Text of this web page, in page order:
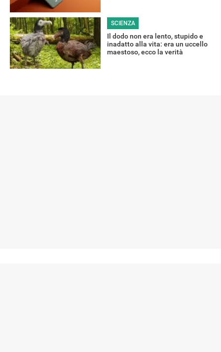
SCIENZA
Il dodo non era lento, stupido e
inadatto alla vita: era un uccello
maestoso, ecco la verità